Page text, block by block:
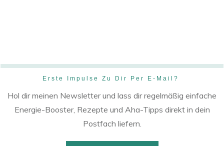
Erste Impulse Zu Dir Per E-Mail?
Hol dir meinen Newsletter und lass dir regelmäßig einfache
Energie-Booster, Rezepte und Aha-Tipps direkt in dein
Postfach liefern.